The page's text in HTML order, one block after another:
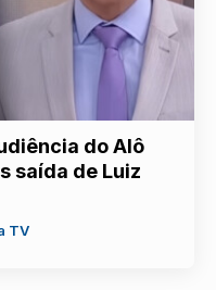
do Alô
saída de Luiz
TV